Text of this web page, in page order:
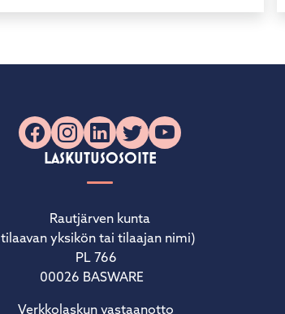
Facebook
Instagram
LinkedIn
X YouTube
LASKUTUSOSOITE
Rautjärven kunta
yksikön tai tilaajan nimi)
PL 766
00026 BASWARE
Verkkolaskun vastaanotto